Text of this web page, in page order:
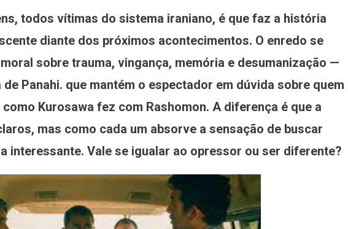
todos vítimas do sistema iraniano, é que faz a história
diante dos próximos acontecimentos. O enredo se
sobre trauma, vingança, memória e desumanização —
Panahi. que mantém o espectador em dúvida sobre quem
Kurosawa fez com Rashomon. A diferença é que a
mas como cada um absorve a sensação de buscar
interessante. Vale se igualar ao opressor ou ser diferente?